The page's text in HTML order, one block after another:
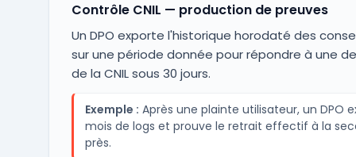
Contrôle CNIL — production de preuves
Un DPO exporte l'historique horodaté des
sur une période donnée pour répondre à une
de la CNIL sous 30 jours.
Exemple : Après une plainte utilisateur, un DPO
mois de logs et prouve le retrait effectif à la
près.